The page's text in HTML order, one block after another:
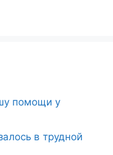
помощи у
в трудной